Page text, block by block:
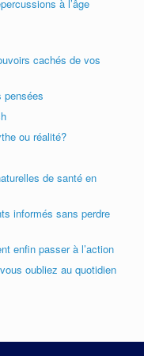
à l’âge
cachés de vos
pensées
ou réalité?
de santé en
informés sans perdre
enfin passer à l’action
oubliez au quotidien